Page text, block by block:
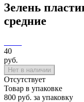
Зелень
средние
40
руб.
Нет в наличии
Отсутствует
Товар в упаковке
800 руб. за упаковку